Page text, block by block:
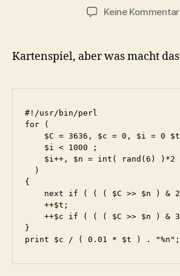
Keine
Kartenspiel, aber was macht
#!/usr/bin/perl
for (
$C = 3636, $c = 0, $i = 0
    $i < 1000 ;
    $i++, $n = int( rand(6) )*2
  )
{
next if ( ( ( $C >> $n ) &
    ++$t;
++$c if ( ( ( $C >> $n ) &
}
print $c / ( 0.01 * $t ) . "%n";